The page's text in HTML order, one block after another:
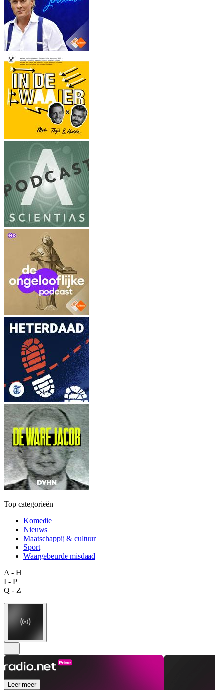
Top categorieën
Komedie
Nieuws
Maatschappij & cultuur
Sport
Waargebeurde misdaad
A - H
I - P
Q - Z
Leer meer